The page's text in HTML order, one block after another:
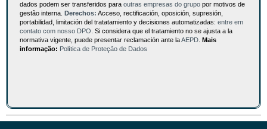
dados podem ser transferidos para outras empresas do grupo por motivos de
gestão interna. Derechos: Acceso, rectificación, oposición, supresión,
portabilidad, limitación del tratatamiento y decisiones automatizadas: entre em
contato com nosso DPO . Si considera que el tratamiento no se ajusta a la
normativa vigente, puede presentar reclamación ante laAEPD Mais
informação: Política de Proteção de Dados